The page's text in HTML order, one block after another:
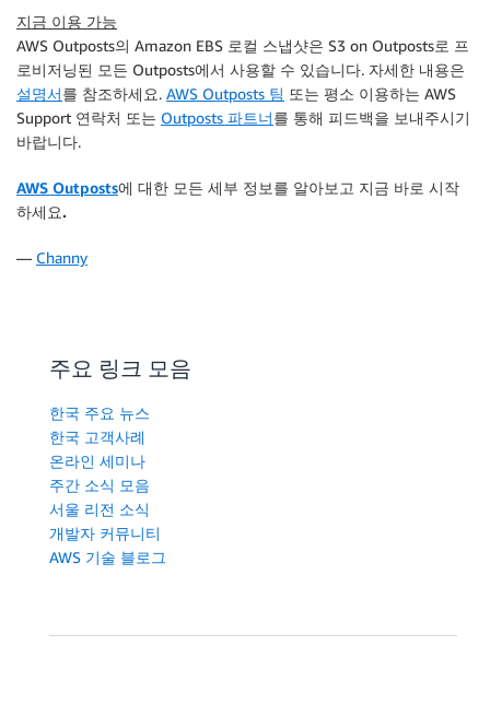
지금 이용 가능
AWS Outposts의 Amazon EBS 로컬 스냅샷은 S3 on Outposts로 프
로비저닝된 모든 Outposts에서 사용할 수 있습니다. 자세한 내용은
설명서를 참조하세요. AWS Outposts 팀 또는 평소 이용하는 AWS
Support 연락처 또는 Outposts 파트너를 통해 피드백을 보내주시기
바랍니다.
AWS Outposts에 대한 모든 세부 정보를 알아보고 지금 바로 시작
하세요.
— Channy
주요 링크 모음
한국 주요 뉴스
한국 고객사례
온라인 세미나
주간 소식 모음
서울 리전 소식
개발자 커뮤니티
AWS 기술 블로그